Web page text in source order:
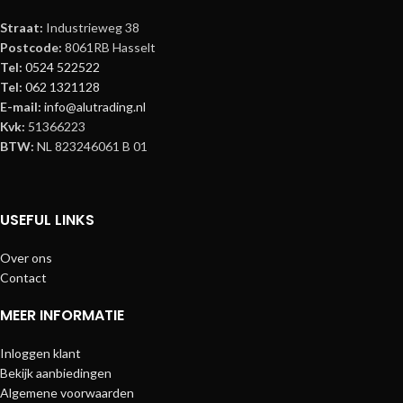
Straat: Industrieweg 38
Postcode: 8061RB Hasselt
Tel: 0524 522522
Tel: 062 1321128
E-mail: info@alutrading.nl
Kvk: 51366223
BTW: NL 823246061 B 01
USEFUL LINKS
Over ons
Contact
MEER INFORMATIE
Inloggen klant
Bekijk aanbiedingen
Algemene voorwaarden